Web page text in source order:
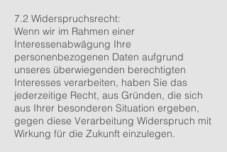
7.2 Widerspruchsrecht:
Wenn wir im Rahmen einer
Interessenabwägung Ihre
personenbezogenen Daten aufgrund
unseres überwiegenden berechtigten
Interesses verarbeiten, haben Sie das
jederzeitige Recht, aus Gründen, die sich
aus Ihrer besonderen Situation ergeben,
gegen diese Verarbeitung Widerspruch mit
Wirkung für die Zukunft einzulegen.